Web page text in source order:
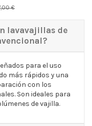
€
lavavajillas de
para el uso
más rápidos y una
con los
Son ideales para
de vajilla.